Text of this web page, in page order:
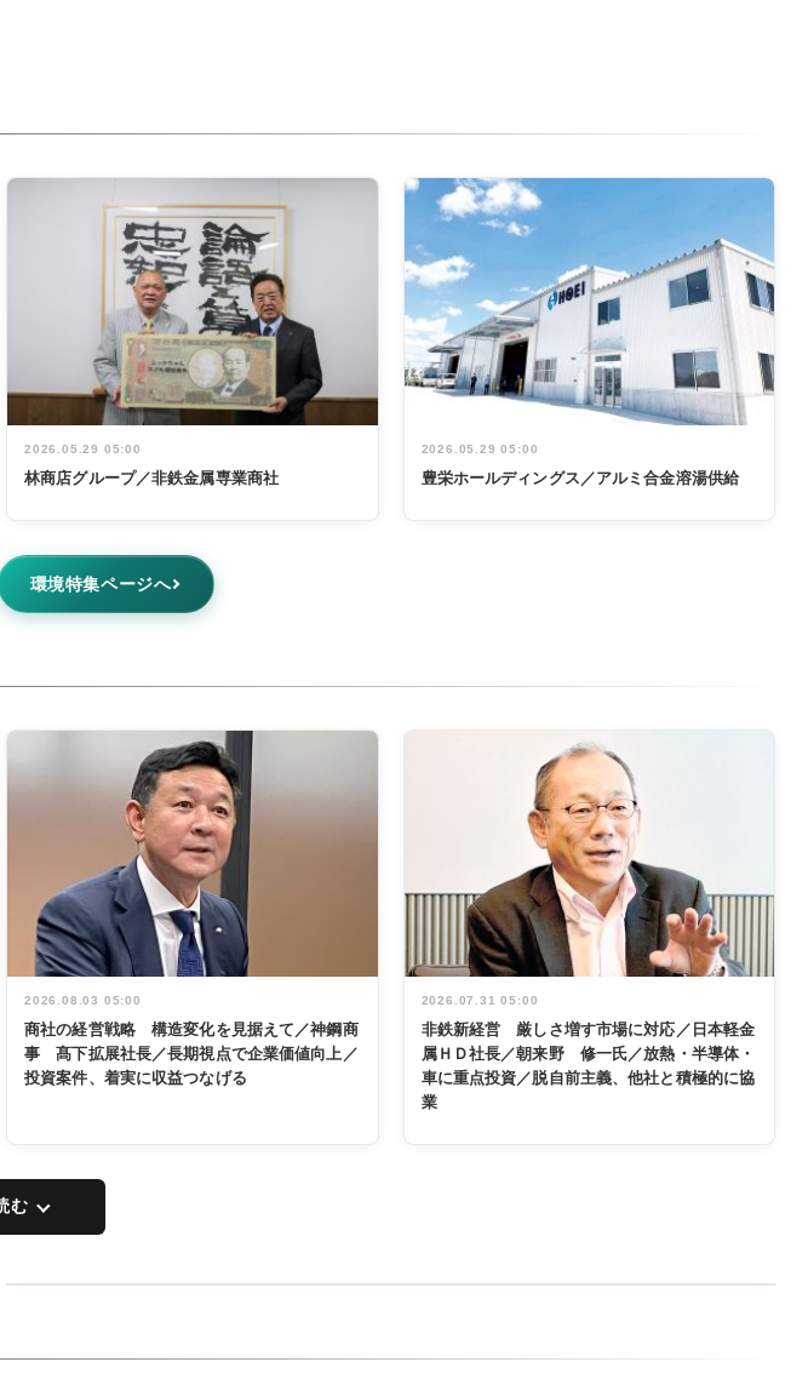
2026.05.29 05:00
林商店グループ／非鉄金属専業商社
2026.05.29 05:00
豊栄ホールディングス／アルミ合金溶湯供給
環境特集ページへ
2026.08.03 05:00
商社の経営戦略 構造変化を見据えて／神鋼商
事 髙下拡展社長／長期視点で企業価値向上／
投資案件、着実に収益つなげる
2026.07.31 05:00
非鉄新経営 厳しさ増す市場に対応／日本軽金
属ＨＤ社長／朝来野 修一氏／放熱・半導体・
車に重点投資／脱自前主義、他社と積極的に協
業
む